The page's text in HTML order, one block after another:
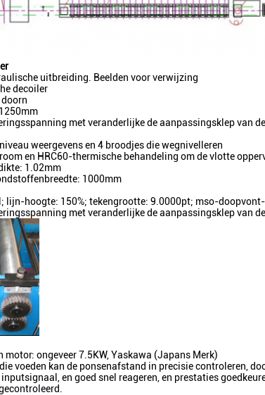
uitbreiding. Beelden voor verwijzing
decoiler
met veranderlijke de aanpassingsklep van
weergevens en 4 broodjes die wegnivelleren
en HRC60-thermische behandeling om de vlotte
1.02mm
1000mm
hoogte: 150%; tekengrootte: 9.0000pt; mso-
met veranderlijke de aanpassingsklep van
motor: ongeveer 7.5KW, Yaskawa (Japans Merk)
voeden kan de ponsenafstand in precisie controleren,
en goed snel reageren, en prestaties